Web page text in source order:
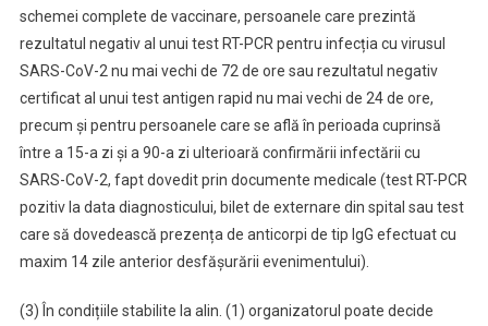
schemei complete de vaccinare, persoanele care prezintă
rezultatul negativ al unui test RT-PCR pentru infecția cu virusul
SARS-CoV-2 nu mai vechi de 72 de ore sau rezultatul negativ
certificat al unui test antigen rapid nu mai vechi de 24 de ore,
precum și pentru persoanele care se află în perioada cuprinsă
între a 15-a zi și a 90-a zi ulterioară confirmării infectării cu
SARS-CoV-2, fapt dovedit prin documente medicale (test RT-PCR
pozitiv la data diagnosticului, bilet de externare din spital sau test
care să dovedească prezența de anticorpi de tip IgG efectuat cu
maxim 14 zile anterior desfășurării evenimentului).
(3) În condițiile stabilite la alin. (1) organizatorul poate decide